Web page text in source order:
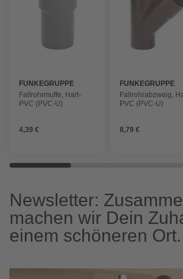
FUNKEGRUPPE
Fallrohrmuffe, Hart-
PVC (PVC-U)
4,39 €
FUNKEGRUPPE
Fallrohrabzweig,
PVC (PVC-U)
8,79 €
Newsletter:
machen wir Dein
einem schöneren Ort.